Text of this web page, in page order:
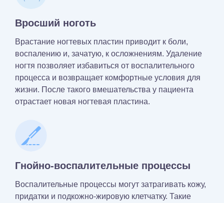
Вросший ноготь
Врастание ногтевых пластин приводит к боли,
воспалению и, зачатую, к осложнениям. Удаление
ногтя позволяет избавиться от воспалительного
процесса и возвращает комфортные условия для
жизни. После такого вмешательства у пациента
отрастает новая ногтевая пластина.
Гнойно-воспалительные процессы
Воспалительные процессы могут затрагивать кожу,
придатки и подкожно-жировую клетчатку. Такие